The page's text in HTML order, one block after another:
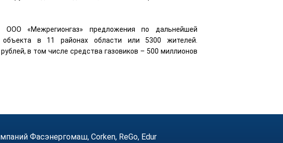
ООО «Межрегионгаз» предложения по дальнейшей
в 11 районах области или 5300 жителей.
в том числе средства газовиков – 500 миллионов
Фасэнергомаш, Corken, ReGo, Edur